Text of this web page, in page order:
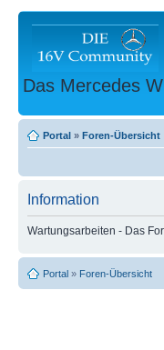
Das Mercedes
Portal » Foren-Übersicht
Information
Wartungsarbeiten - Das
Portal » Foren-Übersicht